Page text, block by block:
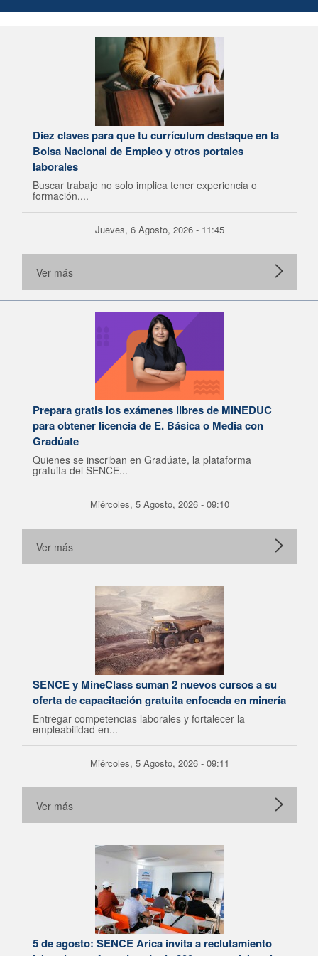
Diez claves para que tu currículum destaque en la
Bolsa Nacional de Empleo y otros portales
laborales
Buscar trabajo no solo implica tener experiencia o
formación,...
Jueves, 6 Agosto, 2026 - 11:45
Ver más
Prepara gratis los exámenes libres de MINEDUC
para obtener licencia de E. Básica o Media con
Gradúate
Quienes se inscriban en Gradúate, la plataforma
gratuita del SENCE...
Miércoles, 5 Agosto, 2026 - 09:10
Ver más
SENCE y MineClass suman 2 nuevos cursos a su
oferta de capacitación gratuita enfocada en minería
Entregar competencias laborales y fortalecer la
empleabilidad en...
Miércoles, 5 Agosto, 2026 - 09:11
Ver más
5 de agosto: SENCE Arica invita a reclutamiento